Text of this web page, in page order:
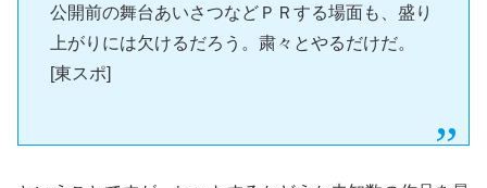
公開前の舞台あいさつなどＰＲする場面も、盛り
上がりには欠けるだろう。粛々とやるだけだ。
[東スポ]